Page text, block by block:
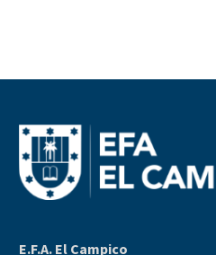
E.F.A. El Campico